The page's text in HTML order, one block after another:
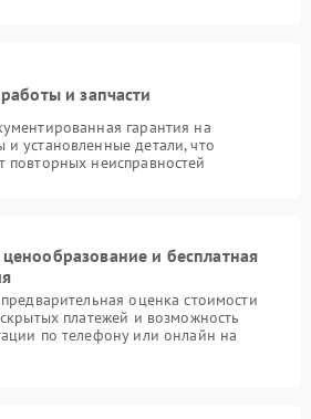
и запчасти
гарантия на
установленные детали, что
повторных неисправностей
и бесплатная
оценка стоимости
платежей и возможность
по телефону или онлайн на